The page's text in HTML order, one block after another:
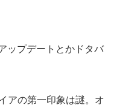
ップデートとかドタバ
アの第一印象は謎。オ